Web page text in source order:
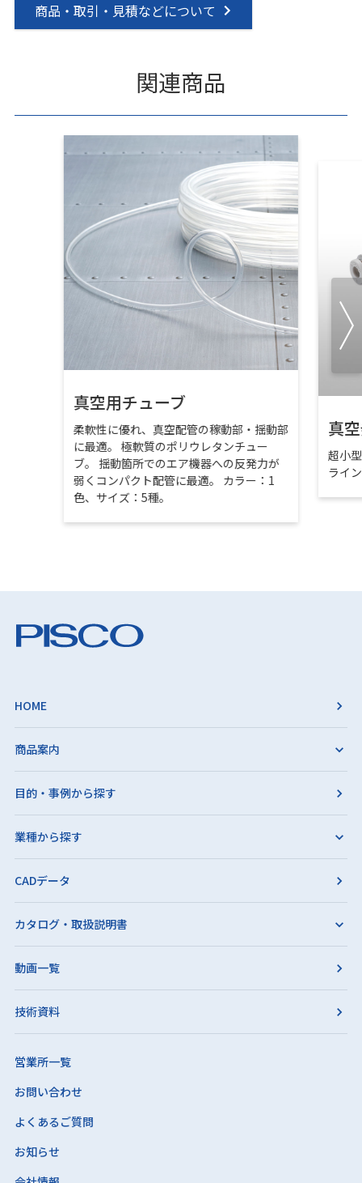
商品・取引・見積などについて
関連商品
真空用チューブ
柔軟性に優れ、真空配管の稼動部・揺動部
に最適。 極軟質のポリウレタンチュー
ブ。 揺動箇所でのエア機器への反発力が
弱くコンパクト配管に最適。 カラー：1
色、サイズ：5種。
真
超小
ライ
HOME
商品案内
目的・事例から探す
業種から探す
CADデータ
カタログ・取扱説明書
動画一覧
技術資料
営業所一覧
お問い合わせ
よくあるご質問
お知らせ